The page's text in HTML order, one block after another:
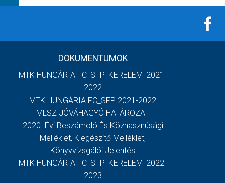
DOKUMENTUMOK
MTK HUNGÁRIA FC_SFP_KERELEM_2021-
2022
MTK HUNGÁRIA FC_SFP 2021-2022
MLSZ JÓVÁHAGYÓ HATÁROZAT
2020. Évi Beszámoló És Közhasznúsági
Melléklet, Kiegészítő Melléklet,
Könyvvizsgálói Jelentés
MTK HUNGÁRIA FC_SFP_KERELEM_2022-
2023